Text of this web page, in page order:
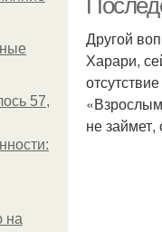
57,
на
Другой
Харари,
не